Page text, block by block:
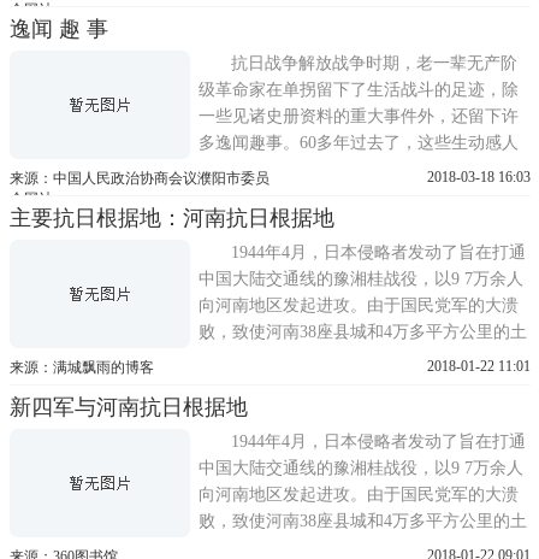
日根据地，联系着华北、华东、太行和大后
方延安，成为我党指挥抗日战争最为...
会网站
逸闻 趣 事
抗日战争解放战争时期，老一辈无产阶
级革命家在单拐留下了生活战斗的足迹，除
一些见诸史册资料的重大事件外，还留下许
多逸闻趣事。60多年过去了，这些生动感人
的小故事，仍在单拐代代相传，成为宝贵的
鲁豫军区和中共平原分局未来单拐之前，曾
派遣工作队考察了解单拐村周边的政治、经
济、人口、自然环境等情况，对群...
来源：中国人民政治协商会议濮阳市委员
会网站
2018-03-18 16:03
主要抗日根据地：河南抗日根据地
1944年4月，日本侵略者发动了旨在打通
中国大陆交通线的豫湘桂战役，以9 7万余人
向河南地区发起进攻。由于国民党军的大溃
败，致使河南38座县城和4万多平方公里的土
地被日军侵占。对此，中共中央发出指示，
装，建立根据地。6月23日，刘少奇、陈毅电
示新四军：今后发展方向应该确定向河南发
展，完成绾毂中原的战略任务...
来源：满城飘雨的博客 2018-01-22 11:01
新四军与河南抗日根据地
1944年4月，日本侵略者发动了旨在打通
中国大陆交通线的豫湘桂战役，以9 7万余人
向河南地区发起进攻。由于国民党军的大溃
败，致使河南38座县城和4万多平方公里的土
地被日军侵占。对此，中共中央发出指示，
2018-01-22 09:01